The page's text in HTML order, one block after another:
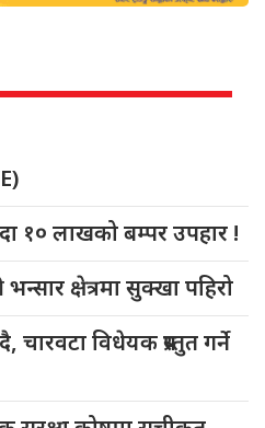
१० लाखको बम्पर उपहार !
भन्सार क्षेत्रमा सुक्खा पहिरो
चारवटा विधेयक प्रस्तुत गर्ने